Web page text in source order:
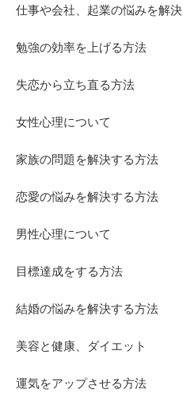
仕事や会社、起業の悩みを解決
勉強の効率を上げる方法
失恋から立ち直る方法
女性心理について
家族の問題を解決する方法
恋愛の悩みを解決する方法
男性心理について
目標達成をする方法
結婚の悩みを解決する方法
美容と健康、ダイエット
運気をアップさせる方法